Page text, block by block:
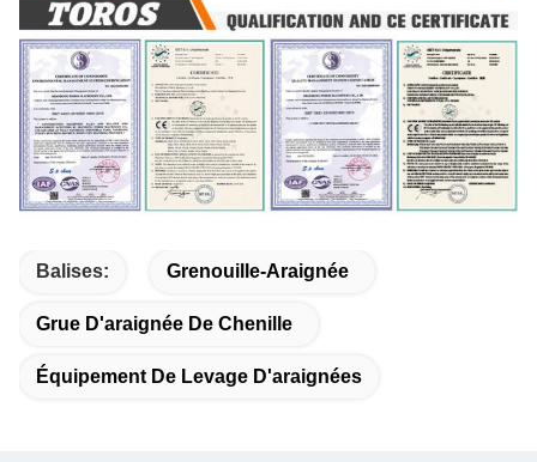
Balises: Grenouille-Araignée
Grue D'araignée De Chenille
Équipement De Levage D'araignées